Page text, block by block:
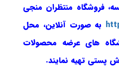
فروشگاه منتظران منجی
به صورت آنلاین، محل
های عرضه محصولات
پستی تهیه نمایند.